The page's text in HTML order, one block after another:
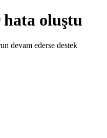
oluştu
devam ederse destek